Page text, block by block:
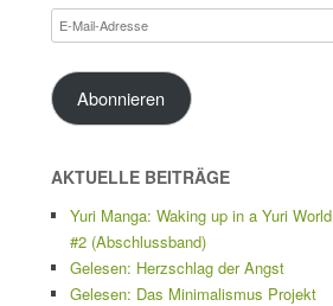
E-
Mail-
Adresse
Abonnieren
AKTUELLE BEITRÄGE
Yuri Manga: Waking up in a Yuri World
#2 (Abschlussband)
Gelesen: Herzschlag der Angst
Gelesen: Das Minimalismus Projekt